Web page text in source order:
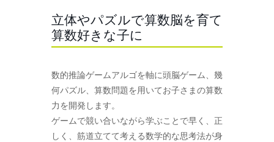
立体やパズルで算数脳を育て
算数好きな子に
数的推論ゲームアルゴを軸に頭脳ゲーム、幾
何パズル、算数問題を用いてお子さまの算数
力を開発します。
ゲームで競い合いながら学ぶことで早く、正
しく、筋道立てて考える数学的な思考法が身